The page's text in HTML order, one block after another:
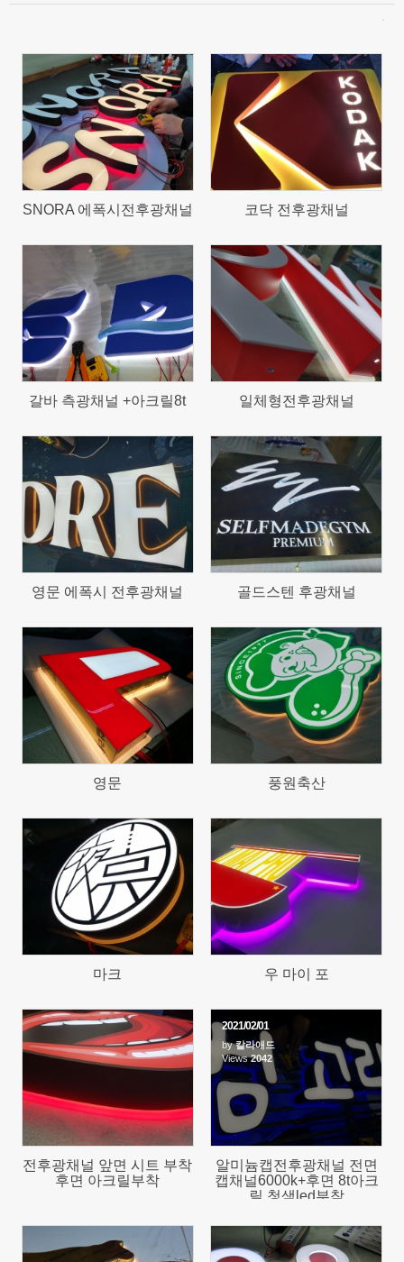
1196
SNORA 에폭시전후광채널
966
코닥 전후광채널
1459
갈바 측광채널 +아크릴8t
1539
일체형전후광채널
1592
영문 에폭시 전후광채널
1380
골드스텐 후광채널
영문
1309
풍원축산
1287
마크
1237
우 마이 포
1290
전후광채널 앞면 시트 부착
후면 아크릴부착
2021/02/01
by칼라애드
Views2042
알미늄캡전후광채널 전면
캡채널6000k+후면 8t아크
릴 청색led부착